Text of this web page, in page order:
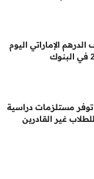
الإماراتي اليوم
توفر مستلزمات دراسية
غير القادرين